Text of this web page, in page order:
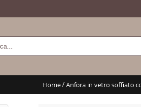
Home/Anfora in vetro soffiato